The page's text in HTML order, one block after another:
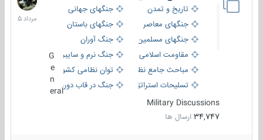
تاریخ و تمدن
جنگهای جهانی
جنگهای معاصر
جنگهای باستان
جنگهای مسلمین
جنگ آوران
مقاومت اسلامی
جنگ نرم و سایبری
مباحث جامع نظامی
توان نظامی کشورها
تسلیحات استراتژیک
جنگ در قاب دوربین
eral
Military Discussions
34,747 ارسال ها
مرداد
1405